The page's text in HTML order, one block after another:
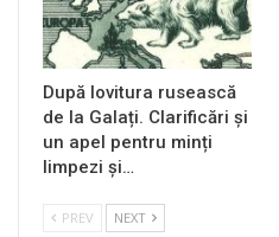
După lovitura rusească
de la Galați. Clarificări și
un apel pentru minți
limpezi și…
PREV NEXT